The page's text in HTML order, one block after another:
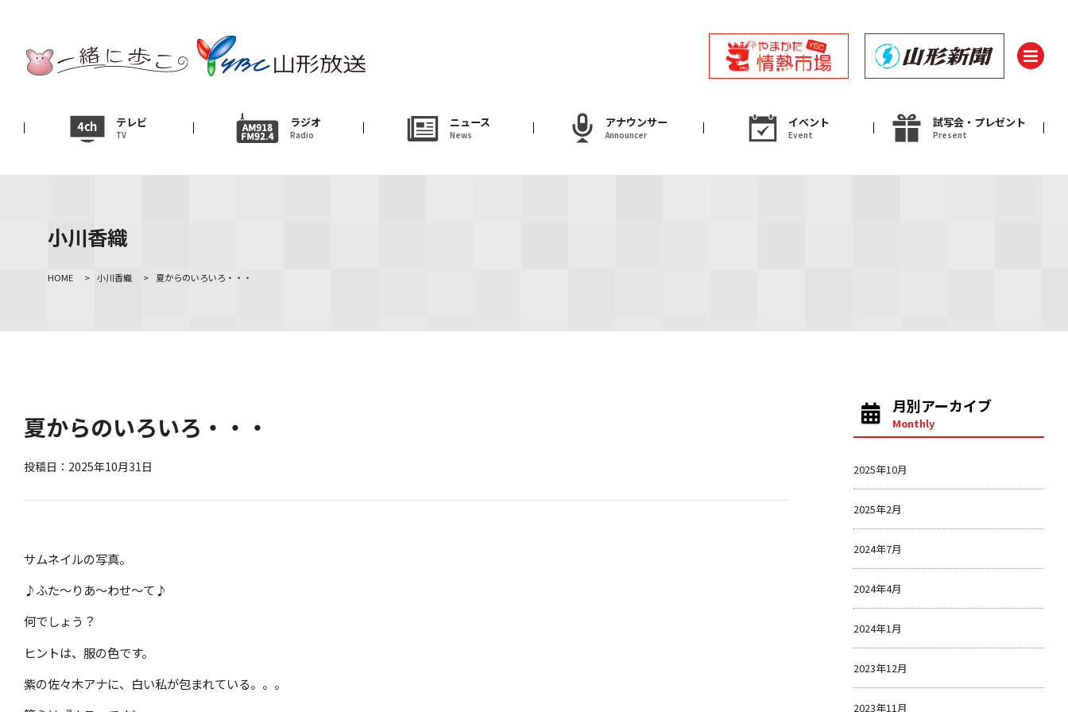
テレビ
TV
ラジオ
Radio
ニュース
News
アナウンサー
Announcer
イベント
Event
試写会・プレゼント
Present
テレビ
ニュース
News
アナウンサー
Announcer
イベント 試写会・プレゼント
ＹＢＣオンデマンド
小川香織
HOME > 小川香織 > 夏からのいろいろ・・・
夏からのいろいろ・・・
投稿日：2025年10月31日
サムネイルの写真。
♪ふた～りあ～わせ～て♪
何でしょう？
ヒントは、服の色です。
紫の佐々木アナに、白い私が包まれている。。。
月別アーカイブ
Monthly
2025年10月
2025年2月
2024年7月
2024年4月
2024年1月
2023年12月
2023年11月